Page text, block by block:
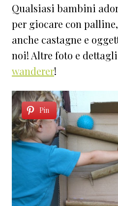
Qualsiasi bambini
per giocare con
anche castagne e
noi! Altre foto e
wanderer!
Pin